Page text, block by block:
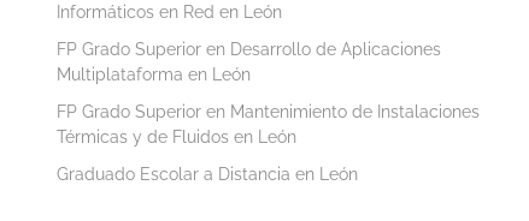
Informáticos en Red en León
FP Grado Superior en Desarrollo de Aplicaciones
Multiplataforma en León
FP Grado Superior en Mantenimiento de Instalaciones
Térmicas y de Fluidos en León
Graduado Escolar a Distancia en León